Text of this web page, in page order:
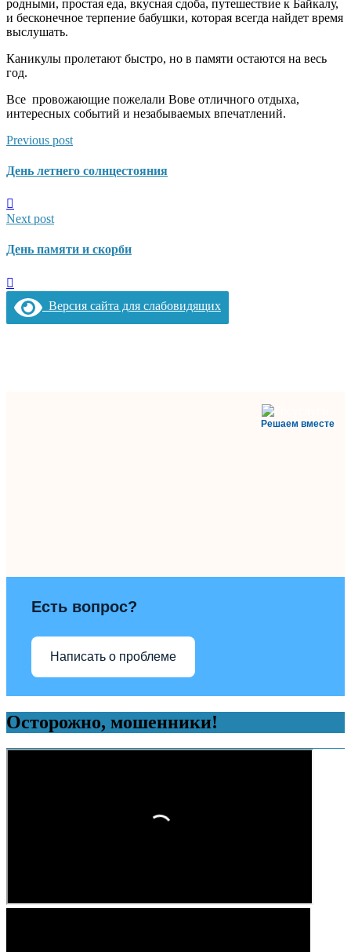
родными, простая еда, вкусная сдоба, путешествие к Байкалу,
и бесконечное терпение бабушки, которая всегда найдет время
выслушать.
Каникулы пролетают быстро, но в памяти остаются на весь
год.
Все провожающие пожелали Вове отличного отдыха,
интересных событий и незабываемых впечатлений.
Previous post
День летнего солнцестояния
Next post
День памяти и скорби
Версия сайта для слабовидящих
Решаем вместе
Есть вопрос?
Написать о проблеме
Осторожно, мошенники!